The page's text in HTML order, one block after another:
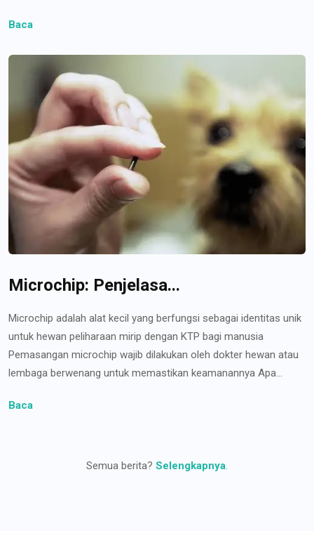
Baca
Microchip: Penjelasa...
Microchip adalah alat kecil yang berfungsi sebagai identitas unik
untuk hewan peliharaan mirip dengan KTP bagi manusia
Pemasangan microchip wajib dilakukan oleh dokter hewan atau
lembaga berwenang untuk memastikan keamanannya Apa...
Baca
Semua berita? Selengkapnya